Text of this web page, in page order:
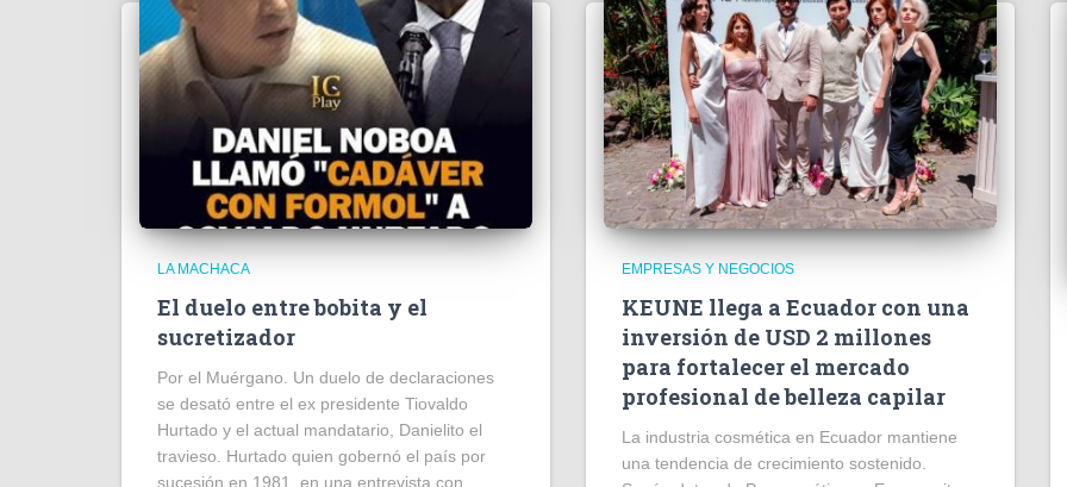
LA MACHACA
El duelo entre bobita y el
sucretizador
Por el Muérgano. Un duelo de declaraciones
se desató entre el ex presidente Tiovaldo
Hurtado y el actual mandatario, Danielito el
travieso. Hurtado quien gobernó el país por
sucesión en 1981, en una entrevista con
EMPRESAS Y NEGOCIOS
KEUNE llega a Ecuador con una
inversión de USD 2 millones
para fortalecer el mercado
profesional de belleza capilar
La industria cosmética en Ecuador mantiene
una tendencia de crecimiento sostenido.